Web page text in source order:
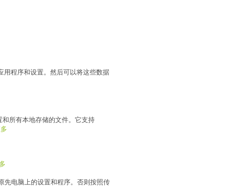
用程序和设置。然后可以将这些数据
所有本地存储的文件。它支持
先电脑上的设置和程序。否则按照传